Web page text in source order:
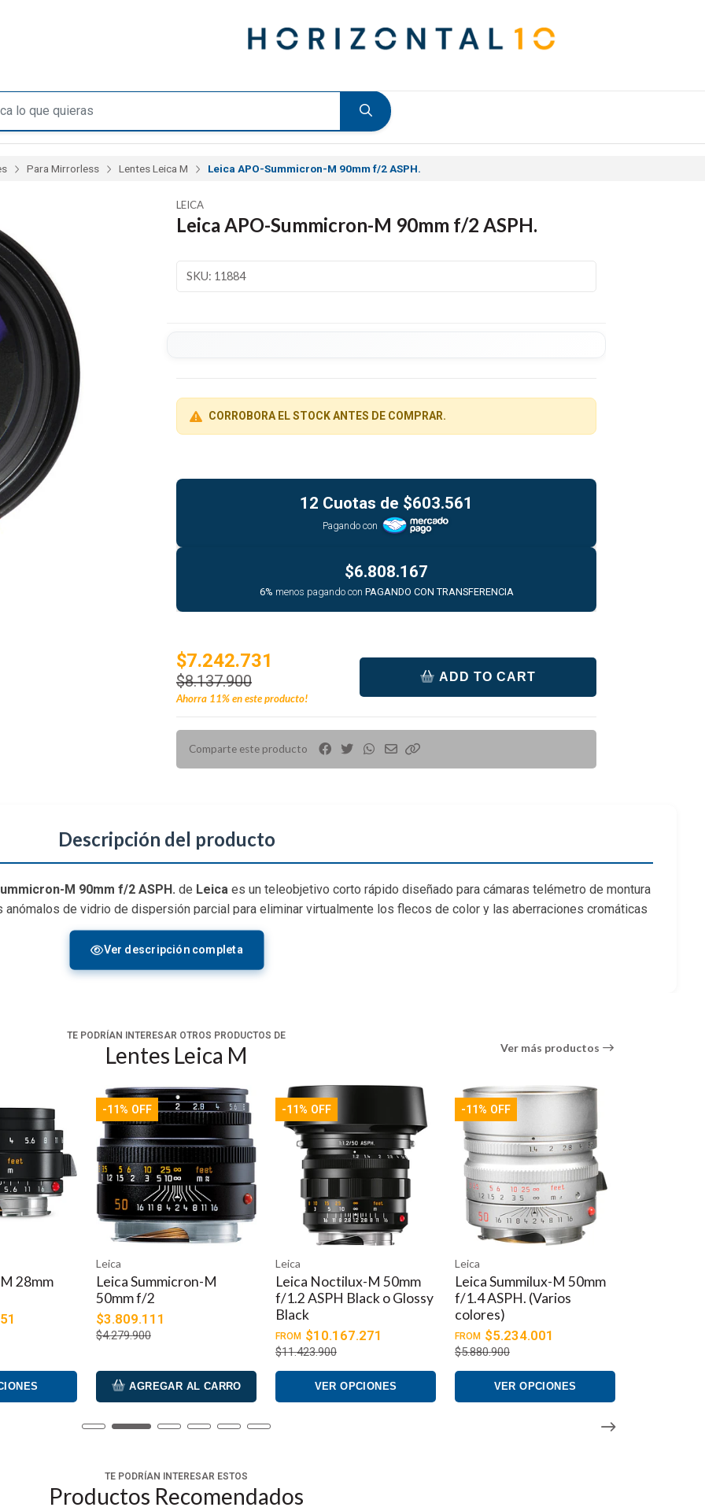
Para Mirrorless Lentes Leica M Leica APO-Summicron-M 90mm f/2 ASPH.
LEICA
Leica APO-Summicron-M 90mm f/2 ASPH.
SKU: 11884
CORROBORA EL STOCK ANTES DE COMPRAR.
12 Cuotas de $603.561
Pagando con
$6.808.167
6% menos pagando con PAGANDO CON TRANSFERENCIA
$7.242.731
$8.137.900
Ahorra 11%en este producto!
ADD TO CART
Comparte este producto
Descripción del producto
M 90mm f/2 ASPH. de Leica es un teleobjetivo corto rápido diseñado para cámaras telémetro de montura
de vidrio de dispersión parcial para eliminar virtualmente los flecos de color y las aberraciones cromáticas
asférico y dos elementos de vidrio de alto índice de refracción también se utilizan para controlar las aberraciones
de nitidez. Su diseño de enfoque manual permite trabajar con sujetos tan cercanos como 3.3 ' de distancia y su
incorporada para proteger el elemento frontal.
utiliza un elemento asférico y dos elementos de alto índice de refracción para reducir significativamente la
la nitidez general y la iluminación de borde a borde.
de enfoque mínima de 3,3' con una relación de ampliación máxima de 1:9.
el elemento frontal para reducir el destello de la lente y el efecto fantasma. Además, la parte frontal de la lente
R y M
Ver descripción completa
TE PODRÍAN INTERESAR OTROS PRODUCTOS DE
Lentes Leica M Ver más productos
M
AL CARRO
-11% OFF
Leica
Leica Noctilux-M 50mm
f/1.2 ASPH Black o Glossy
Black
FROM$10.167.271
VER OPCIONES
-11% OFF
Leica
Leica Summilux-M 50mm
f/1.4 ASPH. (Varios
colores)
FROM $5.234.001
$5.880.900
VER OPCIONES
-11% OFF
Leica
Leica Summaron-M 28mm
f/5.6 Lens
$4.063.651
$4.565.900
AGREGAR AL CARRO
TE PODRÍAN INTERESAR ESTOS
Productos Recomendados